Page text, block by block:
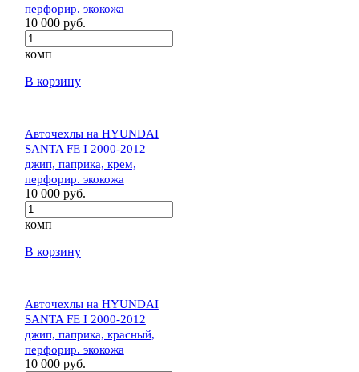
перфорир. экокожа
10 000 руб.
комп
В корзину
Авточехлы на HYUNDAI
SANTA FE I 2000-2012
джип, паприка, крем,
перфорир. экокожа
10 000 руб.
комп
В корзину
Авточехлы на HYUNDAI
SANTA FE I 2000-2012
джип, паприка, красный,
перфорир. экокожа
10 000 руб.